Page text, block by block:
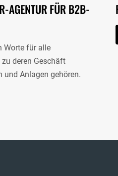
AGENTUR FÜR B2B-
Worte für alle
deren Geschäft
und Anlagen gehören.